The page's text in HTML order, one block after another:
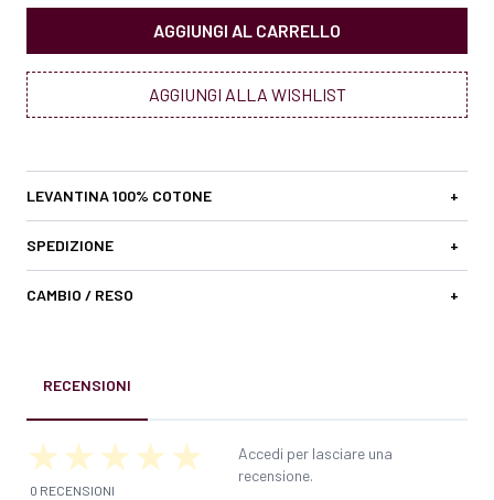
AGGIUNGI AL CARRELLO
AGGIUNGI ALLA WISHLIST
LEVANTINA 100% COTONE +
SPEDIZIONE +
CAMBIO / RESO +
RECENSIONI
0 RECENSIONI
Accedi per lasciare una
recensione.